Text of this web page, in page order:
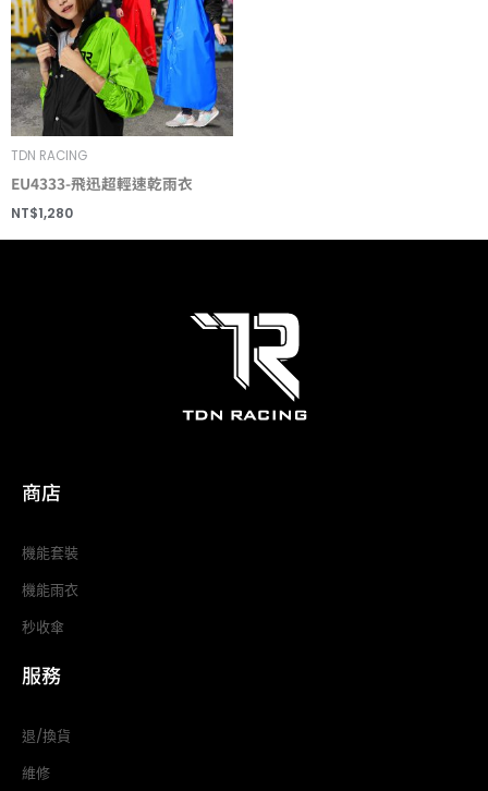
TDN RACING
EU4333-飛迅超輕速乾雨衣
NT$1,280
商店
機能套裝
機能雨衣
秒收傘
服務
退/換貨
維修